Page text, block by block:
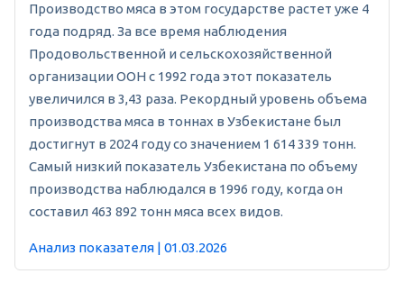
Производство мяса в этом государстве растет уже 4
года подряд. За все время наблюдения
Продовольственной и сельскохозяйственной
организации ООН с 1992 года этот показатель
увеличился в 3,43 раза. Рекордный уровень объема
производства мяса в тоннах в Узбекистане был
достигнут в 2024 году со значением 1 614 339 тонн.
Самый низкий показатель Узбекистана по объему
производства наблюдался в 1996 году, когда он
составил 463 892 тонн мяса всех видов.
Анализ показателя | 01.03.2026